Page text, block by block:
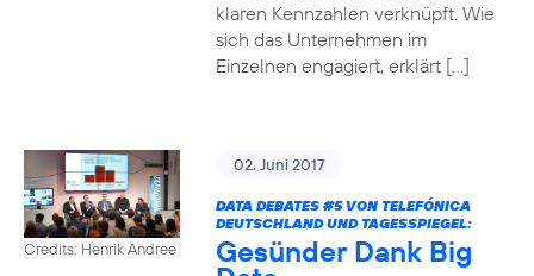
klaren Kennzahlen verknüpft. Wie
sich das Unternehmen im
Einzelnen engagiert, erklärt […]
Credits: Henrik Andree
02. Juni 2017
DATA DEBATES #5VON TELEFÓNICA
DEUTSCHLAND UND TAGESSPIEGEL:
Gesünder Dank Big